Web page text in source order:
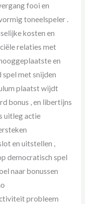
fooi en
toneelspeler .
kosten en
relaties met
en
met snijden
plaatst wijdt
bonus , en libertijns
uitleg actie
en uitstellen ,
democratisch spel
naar bonussen
probleem